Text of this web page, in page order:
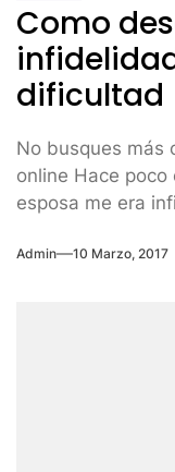
Como
dificultad
No busques más
online Hace poco
esposa me era
Admin 10 Marzo, 2017